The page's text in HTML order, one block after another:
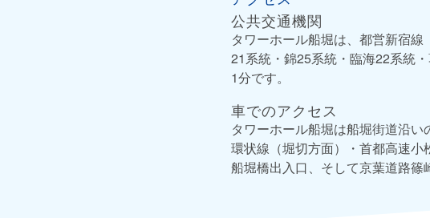
公共交通機関
タワーホール船堀は、都営新宿
21系統・錦25系統・臨海22系統
1分です。
車でのアクセス
タワーホール船堀は船堀街道沿
環状線（堀切方面）・首都高速
船堀橋出入口、そして京葉道路篠